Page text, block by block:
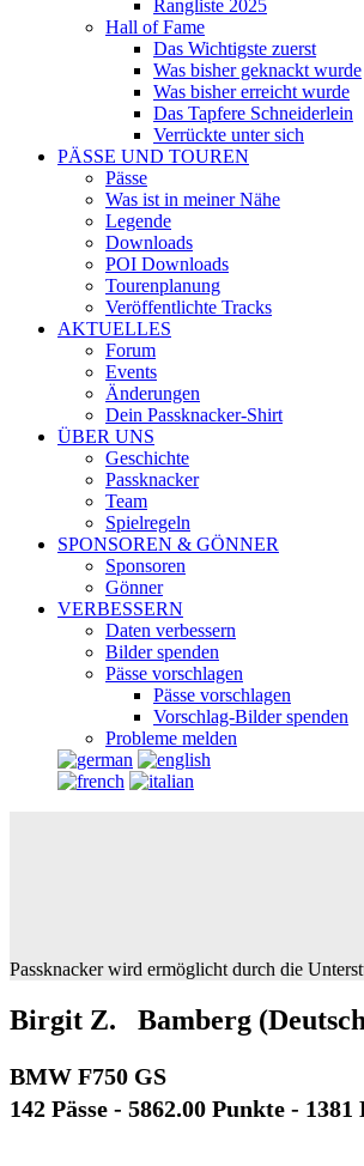
Rangliste 2025
Hall of Fame
Das Wichtigste zuerst
Was bisher geknackt wurde
Was bisher erreicht wurde
Das Tapfere Schneiderlein
Verrückte unter sich
PÄSSE UND TOUREN
Pässe
Was ist in meiner Nähe
Legende
Downloads
POI Downloads
Tourenplanung
Veröffentlichte Tracks
AKTUELLES
Forum
Events
Änderungen
Dein Passknacker-Shirt
ÜBER UNS
Geschichte
Passknacker
Team
Spielregeln
SPONSOREN & GÖNNER
Sponsoren
Gönner
VERBESSERN
Daten verbessern
Bilder spenden
Pässe vorschlagen
Pässe vorschlagen
Vorschlag-Bilder spenden
Probleme melden
Passknacker wird ermöglicht durch die
Birgit Z. Bamberg
BMW F750 GS
142 Pässe - 5862.00 Punkte -